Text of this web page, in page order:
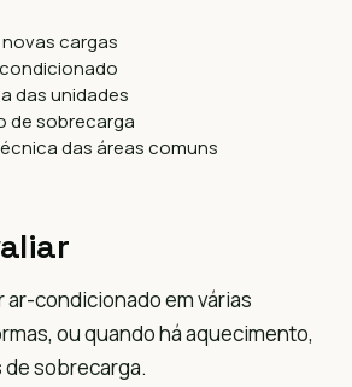
cargas
das unidades
de sobrecarga
das áreas comuns
ar-condicionado em várias
ou quando há aquecimento,
sobrecarga.